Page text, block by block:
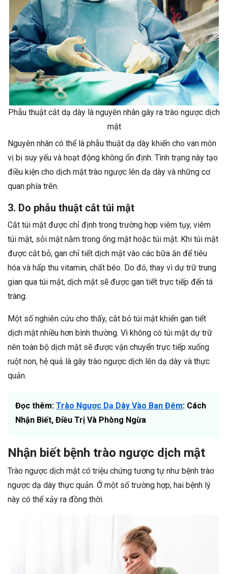
Phẫu thuật cắt dạ dày là nguyên nhân gây ra trào ngược dịch
mật
Nguyên nhân có thể là phẫu thuật dạ dày khiến cho van môn
vị bị suy yếu và hoạt động không ổn định. Tình trạng này tạo
điều kiện cho dịch mật trào ngược lên dạ dày và những cơ
quan phía trên.
3. Do phẫu thuật cắt túi mật
Cắt túi mật được chỉ định trong trường hợp viêm tụy, viêm
túi mật, sỏi mật nằm trong ống mật hoặc túi mật. Khi túi mật
được cắt bỏ, gan chỉ tiết dịch mật vào các bữa ăn để tiêu
hóa và hấp thu vitamin, chất béo. Do đó, thay vì dự trữ trung
gian qua túi mật, dịch mật sẽ được gan tiết trực tiếp đến tá
tràng.
Một số nghiên cứu cho thấy, cắt bỏ túi mật khiến gan tiết
dịch mật nhiều hơn bình thường. Vì không có túi mật dự trữ
nên toàn bộ dịch mật sẽ được vận chuyển trực tiếp xuống
ruột non, hệ quả là gây trào ngược dịch lên dạ dày và thực
quản.
Đọc thêm: Trào Ngược Dạ Dày Vào Ban Đêm: Cách
Nhận Biết, Điều Trị Và Phòng Ngừa
Nhận biết bệnh trào ngược dịch mật
Trào ngược dịch mật có triệu chứng tương tự như bệnh trào
ngược dạ dày thực quản. Ở một số trường hợp, hai bệnh lý
này có thể xảy ra đồng thời.